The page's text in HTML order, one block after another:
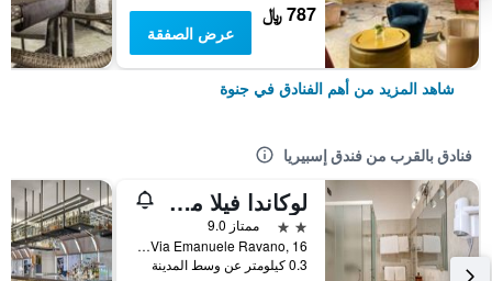
787 ﷼
عرض الصفقة
شاهد المزيد من أهم الفنادق في جنوة
فنادق بالقرب من فندق إسبيريا
لوكاندا فيلا موديرنا
2 نجمتين
ممتاز 9.0
Via Emanuele Ravano, 16, جنوة, مقاطعة جنوة, إيطاليا
0.3 كيلومتر عن وسط المدينة